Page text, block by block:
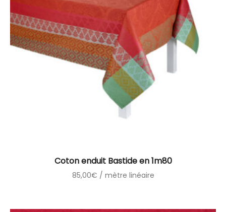
Coton enduit Bastide en 1m80
85,00€ / mètre linéaire